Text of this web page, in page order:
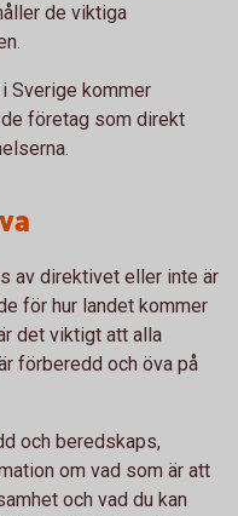
de viktiga
Sverige kommer
företag som direkt
av direktivet eller inte är
för hur landet kommer
det viktigt att alla
förberedd och öva på
och beredskaps,
om vad som är att
och vad du kan